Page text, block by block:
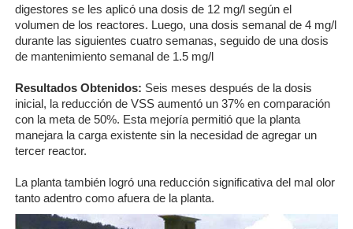
digestores se les aplicó una dosis de 12 mg/l según el
volumen de los reactores. Luego, una dosis semanal de 4 mg/l
durante las siguientes cuatro semanas, seguido de una dosis
de mantenimiento semanal de 1.5 mg/l
Resultados Obtenidos: Seis meses después de la dosis
inicial, la reducción de VSS aumentó un 37% en comparación
con la meta de 50%. Esta mejoría permitió que la planta
manejara la carga existente sin la necesidad de agregar un
tercer reactor.
La planta también logró una reducción significativa del mal olor
tanto adentro como afuera de la planta.